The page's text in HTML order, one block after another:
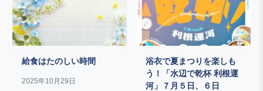
給食はたのしい時間
2025年10月29日
浴衣で夏まつりを楽しも
う！「水辺で乾杯 利根運
河」７月５日、６日